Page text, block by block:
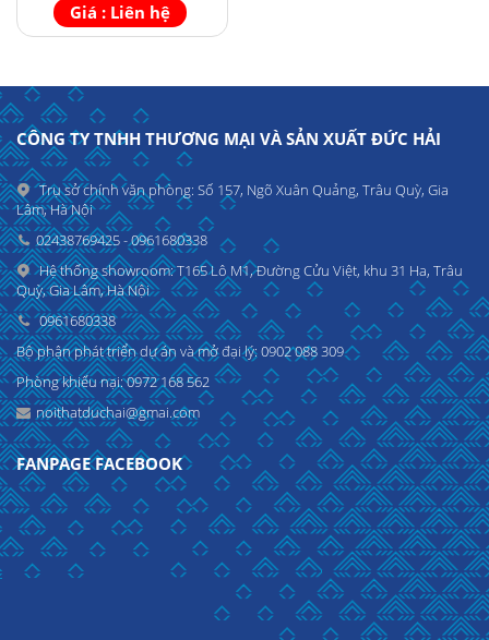
Giá : Liên hệ
CÔNG TY TNHH THƯƠNG MẠI VÀ SẢN XUẤT ĐỨC HẢI
Trụ sở chính văn phòng: Số 157, Ngõ Xuân Quảng, Trâu Quỳ, Gia
Lâm, Hà Nội
02438769425 - 0961680338
Hệ thống showroom: T165 Lô M1, Đường Cửu Việt, khu 31 Ha, Trâu
Quỳ, Gia Lâm, Hà Nội
0961680338
Bộ phận phát triển dự án và mở đại lý: 0902 088 309
Phòng khiếu nại: 0972 168 562
noithatduchai@gmai.com
FANPAGE FACEBOOK